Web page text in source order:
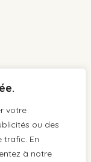
votre
ou des
trafic. En
à notre